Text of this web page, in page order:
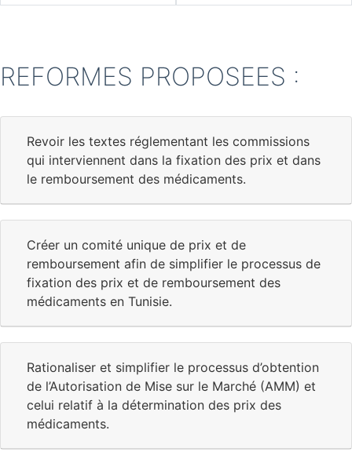
REFORMES PROPOSEES :
Revoir les textes réglementant les commissions
qui interviennent dans la fixation des prix et dans
le remboursement des médicaments.
Créer un comité unique de prix et de
remboursement afin de simplifier le processus de
fixation des prix et de remboursement des
médicaments en Tunisie.
Rationaliser et simplifier le processus d’obtention
de l’Autorisation de Mise sur le Marché (AMM) et
celui relatif à la détermination des prix des
médicaments.